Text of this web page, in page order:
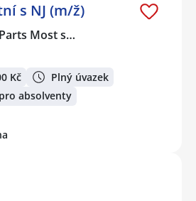
s NJ (m/ž)
Most s…
Kč
Plný úvazek
absolventy